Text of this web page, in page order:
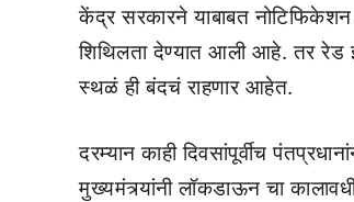
केंद्र सरकारने याबाबत
शिथिलता देण्यात आली आहे. तर रेड
स्थळं ही बंदचं राहणार आहेत.
दरम्यान काही दिवसांपूर्वीच
मुख्यमंत्र्यांनी लॉकडाऊन चा